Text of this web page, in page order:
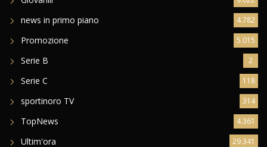
news in primo piano 4.782
Promozione 5.015
Serie B 2
Serie C 118
sportinoro TV 314
TopNews 4.361
Ultim'ora 29.341